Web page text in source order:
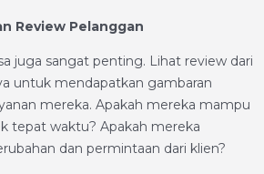
Review Pelanggan
juga sangat penting. Lihat review dari
untuk mendapatkan gambaran
mereka. Apakah mereka mampu
tepat waktu? Apakah mereka
dan permintaan dari klien?